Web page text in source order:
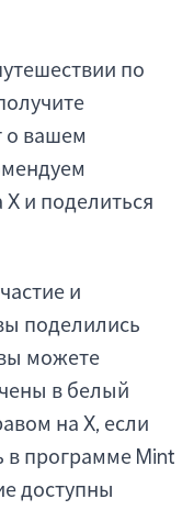
по
о вашем
X и поделиться
и
поделились
можете
в белый
на X, если
в программе Mint
доступны